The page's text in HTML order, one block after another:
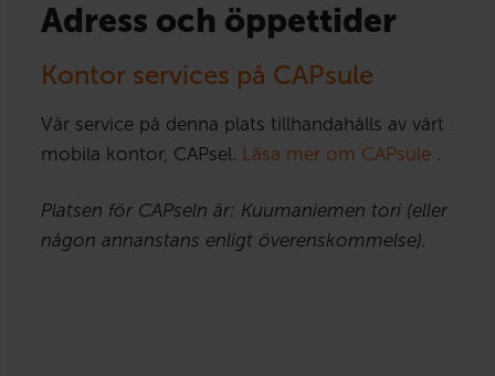
Adress och öppettider
Kontor services på CAPsule
Vår service på denna plats tillhandahålls av vårt
mobila kontor, CAPsel. Läsa mer om CAPsule .
Platsen för CAPseln är: Kuumaniemen tori (eller
någon annanstans enligt överenskommelse).